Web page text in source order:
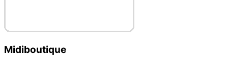
Midiboutique